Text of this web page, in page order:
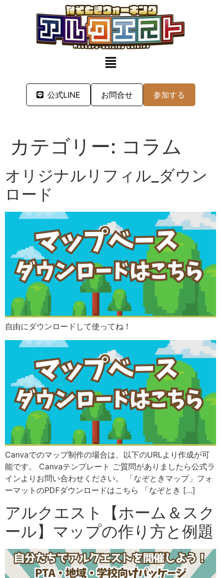
公式LINE お問合せ 参加する
カテゴリー: コラム
オリジナルリフィル_ダウン
ロード
自由にダウンロードして使ってね！
Canvaでのマップ制作の場合は、以下のURLより作成が可
能です。 Canvaテンプレート ご質問がありましたら公式ラ
インよりお問い合わせください。 「なぞときマップ」フォ
ーマットのPDFダウンロードはこちら 「なぞとき […]
アルクエスト【ホーム＆スク
ール】マップの作り方と例題